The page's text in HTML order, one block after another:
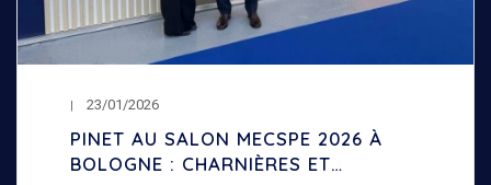
23/01/2026
PINET AU SALON MECSPE 2026 À
BOLOGNE : CHARNIÈRES ET